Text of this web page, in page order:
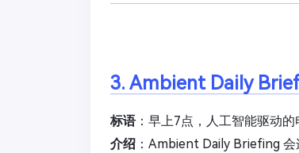
3. Ambient Daily
标语：早上7点，人工智能驱动的
介绍 ：Ambient Daily Briefing